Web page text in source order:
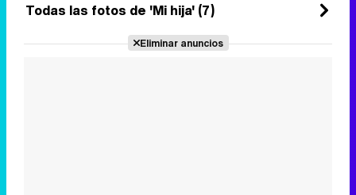
Todas las fotos de 'Mi hija' (7)
Eliminar anuncios